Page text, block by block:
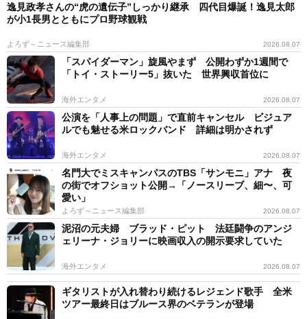
逸見政孝さんの“虎の遺伝子”しっかり継承 四代目爆誕！逸見太郎
が小1長男とともにプロ野球観戦
よろず～ニュース編集部 2026.08.07
「スパイダーマン」旋風やまず 公開わずか1週間で
「トイ・ストーリー5」抜いた 世界興収首位に
海外エンタメ 2026.08.07
公演を「人事上の問題」で直前キャンセル ビジュア
ルでも魅せる米ロックバンド 詳細は明かされず
海外エンタメ 2026.08.07
名門大でミスキャンパスのTBS「サンモニ」アナ 夜
の街でオフショット公開→「ノースリーブ、細〜、可
愛い」
よろず～ニュース編集部 2026.08.07
泥沼の元夫婦 ブラッド・ピット 法廷闘争のアンジ
ェリーナ・ジョリーに映画収入の開示要求していた
海外エンタメ 2026.08.07
ギタリストが入れ替わり続けるレジェンド歌手 全米
ツアー最終日はブルース界のベテランが登場